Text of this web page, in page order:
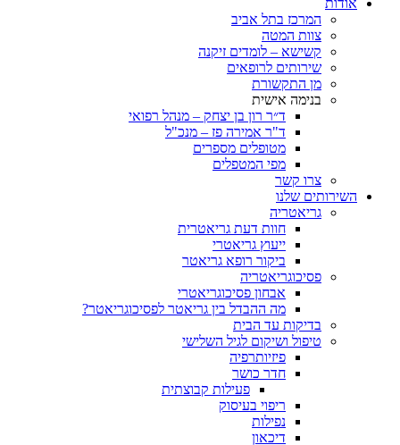
המרכז בתל אביב
צוות המטה
קשישא – לומדים זיקנה
שירותים לרופאים
מן התקשורת
בנימה אישית
ד״ר רון בן יצחק – מנהל רפואי
ד"ר אמירה פז – מנכ"ל
מטופלים מספרים
מפי המטפלים
שלנו
גריאטריה
חוות דעת גריאטרית
ייעוץ גריאטרי
ביקור רופא גריאטר
פסיכוגריאטריה
אבחון פסיכוגריאטרי
מה ההבדל בין גריאטר לפסיכוגריאטר?
בדיקות עד הבית
טיפול ושיקום לגיל השלישי
פיזיותרפיה
חדר כושר
פעילות קבוצתית
ריפוי בעיסוק